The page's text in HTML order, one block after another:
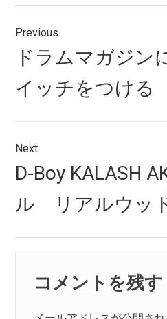
投
稿
ナ
ビ
ゲ
ー
シ
ョ
Previous
Previous
post:
ドラムマガジン
イッチをつける
Next
Next
post:
D-Boy KALASH
ル リアルウッ
コメントを残す